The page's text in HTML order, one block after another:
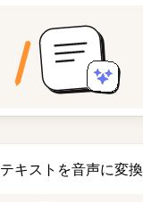
テキストを音声に変換